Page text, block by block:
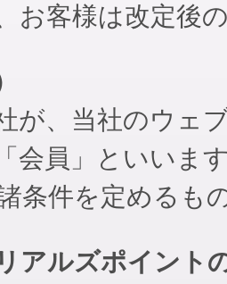
お客様は改定後
が、当社のウェ
会員」といいま
条件を定めるも
アルズポイント